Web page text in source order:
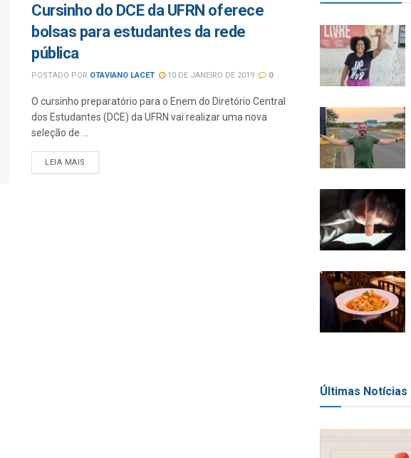
Cursinho do DCE da UFRN oferece
bolsas para estudantes da rede
pública
POSTADO POR OTAVIANO LACET 10 DE JANEIRO DE 2019 0
O cursinho preparatório para o Enem do Diretório Central
dos Estudantes (DCE) da UFRN vai realizar uma nova
seleção de ...
LEIA MAIS
Últimas Notícias